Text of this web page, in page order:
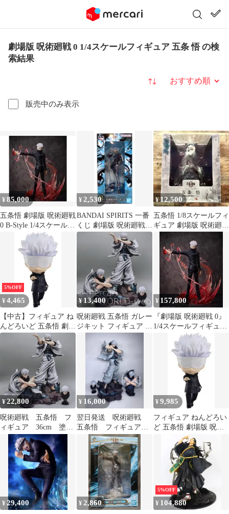
劇場版 呪術廻戦 0 1/4スケールフィギュア 五条 悟 の検
索結果
販売中のみ表示
並び替え
¥85,000
五条悟 劇場版 呪術廻戦
0 B-Style 1/4スケールフ
ィギュア TOHO
¥ 2,530
BANDAI SPIRITS 一番
くじ 劇場版 呪術廻戦 0
1224 B賞 五条悟 フィギ
¥12,500
五条悟 1/8スケールフィ
ギュア 劇場版 呪術廻戦
0 Ver. TOHO
5%OFF
¥4,465
【中古】フィギュア ね
んどろいど 五条悟 劇場
版 呪術廻戦 0Ver. 「劇
場版 呪術廻戦 0」
¥13,400
呪術廻戦 五条悟 ガレー
ジキット フィギュア 24
時間以内発送 約36cm
¥ 157,800
『劇場版 呪術廻戦 0』
1/4スケールフィギュア
五条 悟 全高約530mm
¥22,800
呪術廻戦 五条悟 フ
ィギュア 36cm 塗装
完成品
¥ 16,000
翌日発送 呪術廻戦
五条悟 フィギュア
PVC製品 ガレージキ
ット
¥9,985
フィギュア ねんどろい
ど 五条悟 劇場版 呪術
廻戦 0Ver. 「劇場版 呪
術廻戦 0」【14日以内
発送】
¥ 29,400 ¥ 2,860
5%OFF
¥ 104,880